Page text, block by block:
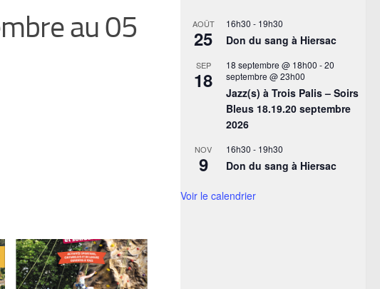
au 05
AOÛT
25
16h30 - 19h30
Don du sang à Hiersac
SEP
18
18 septembre @ 18h00 -20
septembre @ 23h00
Jazz(s) à Trois Palis – Soirs
Bleus 18.19.20 septembre
2026
NOV
9
16h30 - 19h30
Don du sang à Hiersac
Voir le calendrier